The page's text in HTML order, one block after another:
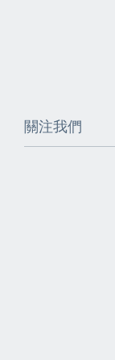
關注我們